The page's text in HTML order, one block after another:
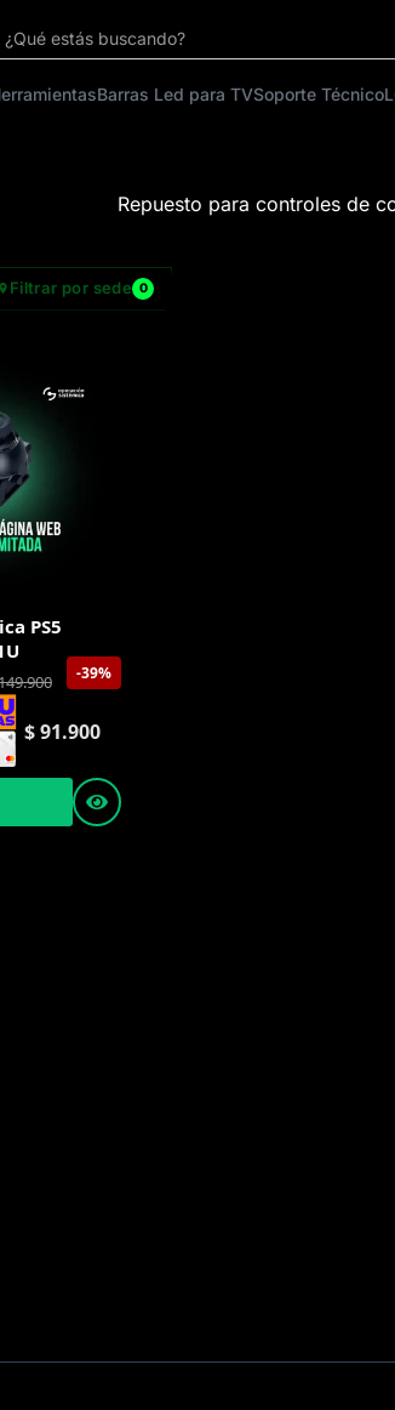
¿Qué estás buscando?
Barras Led para TVSoporte Técnico
Repuesto para controles de
Filtrar por sede 0
PS5
-39%
$91.900